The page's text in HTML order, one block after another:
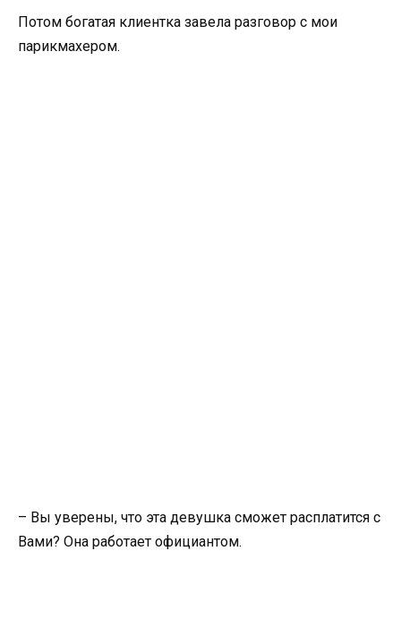
Потом богатая клиентка завела разговор с мои
парикмахером.
– Вы уверены, что эта девушка сможет расплатится с
Вами? Она работает официантом.